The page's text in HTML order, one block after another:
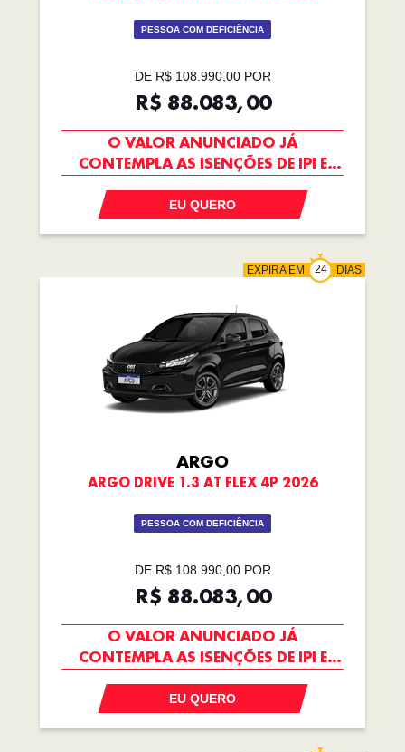
PESSOA COM DEFICIÊNCIA
DE R$ 108.990,00 POR
R$ 88.083,00
O VALOR ANUNCIADO JÁ
CONTEMPLA AS ISENÇÕES DE IPI E
EU QUERO
EXPIRA EM DIAS
ARGO
ARGO DRIVE 1.3 AT FLEX 4P 2026
PESSOA COM DEFICIÊNCIA
DE R$ 108.990,00 POR
R$ 88.083,00
O VALOR ANUNCIADO JÁ
CONTEMPLA AS ISENÇÕES DE IPI E
EU QUERO